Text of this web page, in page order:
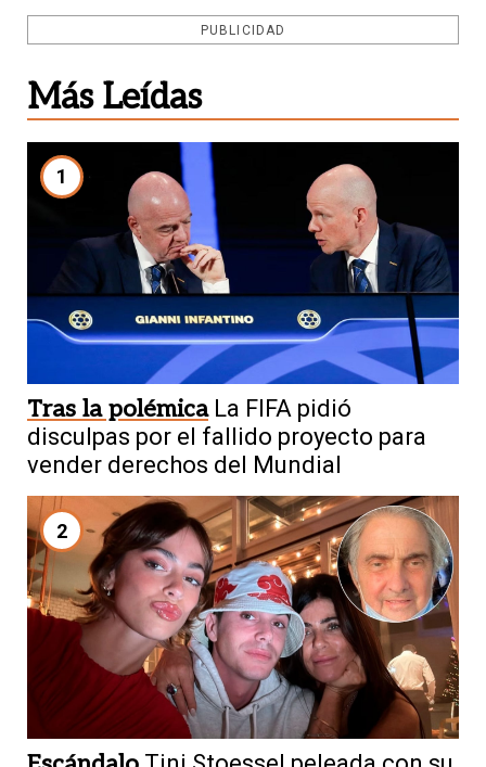
PUBLICIDAD
Más Leídas
1
Tras la polémica La FIFA pidió
disculpas por el fallido proyecto para
vender derechos del Mundial
2